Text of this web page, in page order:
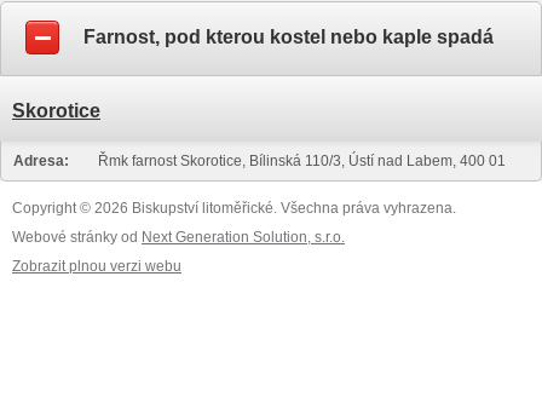
Farnost, pod kterou kostel nebo kaple spadá
Skorotice
Adresa: Řmk farnost Skorotice, Bílinská 110/3, Ústí nad Labem, 400 01
Copyright © 2026 Biskupství litoměřické. Všechna práva vyhrazena.
Webové stránky od Next Generation Solution, s.r.o.
Zobrazit plnou verzi webu